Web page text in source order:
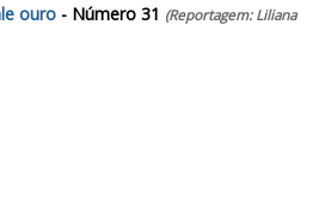
ouro - Número 31 (Reportagem: Liliana